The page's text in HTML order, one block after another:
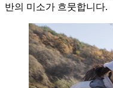
반의 미소가 흐뭇합니다.